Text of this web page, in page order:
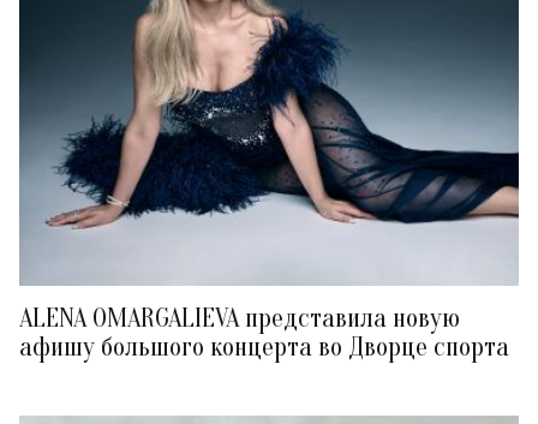
ALENA OMARGALIEVA представила новую
афишу большого концерта во Дворце спорта